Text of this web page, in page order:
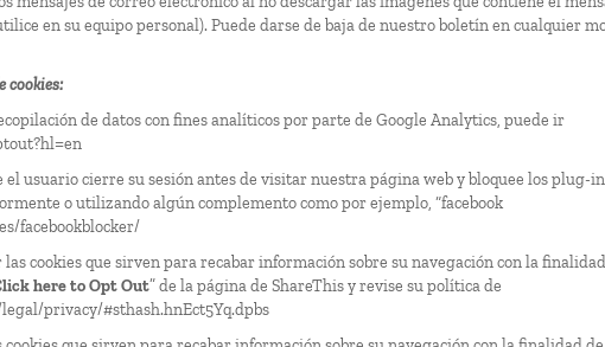
en su equipo personal). Puede darse de baja de nuestro boletín en cualquier
cookies:
de datos con fines analíticos por parte de Google Analytics, puede ir
el usuario cierre su sesión antes de visitar nuestra página web y bloquee los plug-
o utilizando algún complemento como por ejemplo, “facebook
facebookblocker/
cookies que sirven para recabar información sobre su navegación con la
here to Opt Out” de la página de ShareThis y revise su política de
privacy/#sthash.hnEct5Yq.dpbs